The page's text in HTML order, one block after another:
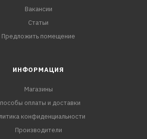
Вакансии
Статьи
Предложить помещение
ИНФОРМАЦИЯ
Магазины
оплаты и доставки
конфиденциальности
Производители